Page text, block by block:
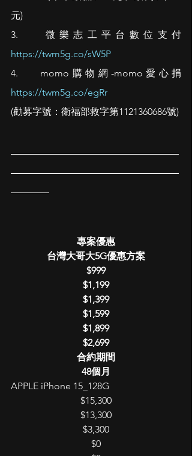
元)
https://twm5g.co/sW5P
https://twm5g.co/egRr
(勸募字號：衛福部救字第1121360686號)
專案優惠
台灣大哥大5G優惠方案
$999
$1,199
$1,399
$1,599
$1,899
$2,699
合約期間
48個月
APPLE iPhone 15_128G
$15,300
$13,300
$3,300
$0